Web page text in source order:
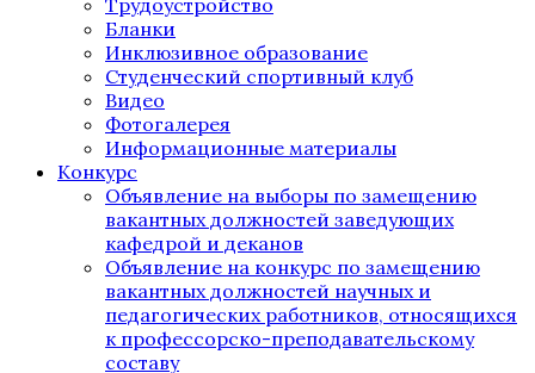
Трудоустройство
Бланки
Инклюзивное образование
Студенческий спортивный клуб
Видео
Фотогалерея
Информационные материалы
Конкурс
Объявление на выборы по замещению
вакантных должностей заведующих
кафедрой и деканов
Объявление на конкурс по замещению
вакантных должностей научных и
педагогических работников, относящихся
к профессорско-преподавательскому
составу